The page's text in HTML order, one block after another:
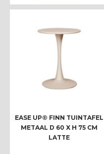
EASE UP® FINN TUINTAFEL
METAAL D 60 X H 75 CM
LATTE